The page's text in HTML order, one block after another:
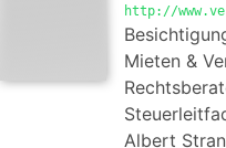
http://
Mieten &
Albert